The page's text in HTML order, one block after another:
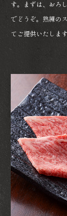
す。まずは、おろ
でどうぞ。熟練の
てご提供いたします